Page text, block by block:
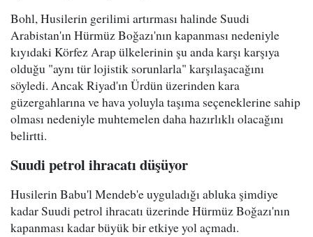
Bohl, Husilerin gerilimi artırması halinde Suudi
Arabistan'ın Hürmüz Boğazı'nın kapanması nedeniyle
kıyıdaki Körfez Arap ülkelerinin şu anda karşı karşıya
olduğu "aynı tür lojistik sorunlarla" karşılaşacağını
söyledi. Ancak Riyad'ın Ürdün üzerinden kara
güzergahlarına ve hava yoluyla taşıma seçeneklerine sahip
olması nedeniyle muhtemelen daha hazırlıklı olacağını
belirtti.
Suudi petrol ihracatı düşüyor
Husilerin Babu'l Mendeb'e uyguladığı abluka şimdiye
kadar Suudi petrol ihracatı üzerinde Hürmüz Boğazı'nın
kapanması kadar büyük bir etkiye yol açmadı.